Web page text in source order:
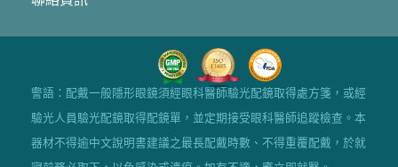
警語：配戴一般隱形眼鏡須經眼科醫師驗光配鏡取得處方箋，或經
驗光人員驗光配鏡取得配鏡單，並定期接受眼科醫師追蹤檢查。本
器材不得逾中文說明書建議之最長配戴時數、不得重覆配戴，於就